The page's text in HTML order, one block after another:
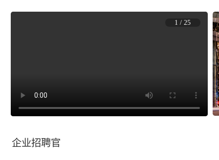
1 /25
企业招聘官